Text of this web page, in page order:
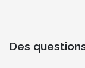
Des